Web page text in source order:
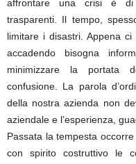
affrontare una crisi è di
trasparenti. Il tempo,
limitare i disastri. Appena
accadendo bisogna
minimizzare la portata
confusione. La parola
della nostra azienda non
aziendale e l’esperienza,
Passata la tempesta
con spirito costruttivo le